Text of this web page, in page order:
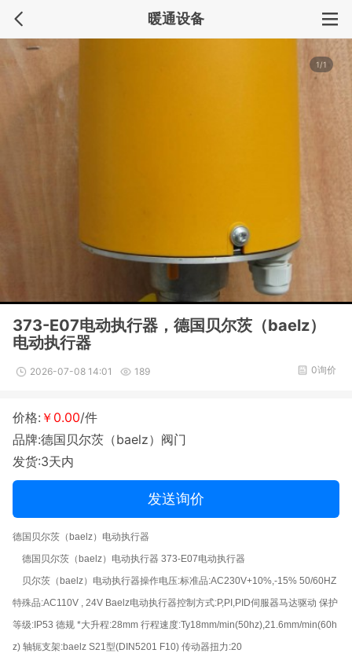
暖通设备
1/1
373-E07电动执行器，德国贝尔茨（baelz）
电动执行器
2026-07-08 14:01 189 0询价
价格: ￥0.00/件
品牌:德国贝尔茨（baelz）阀门
发货:3天内
发送询价
德国贝尔茨（baelz）电动执行器
德国贝尔茨（baelz）电动执行器 373-E07电动执行器
贝尔茨（baelz）电动执行器操作电压:标准品:AC230V+10%,-15% 50/60HZ
特殊品:AC110V , 24V Baelz电动执行器控制方式:P,PI,PID伺服器马达驱动 保护
等级:IP53 德规 *大升程:28mm 行程速度:Ty18mm/min(50hz),21.6mm/min(60h
z) 轴轭支架:baelz S21型(DIN5201 F10) 传动器扭力:20